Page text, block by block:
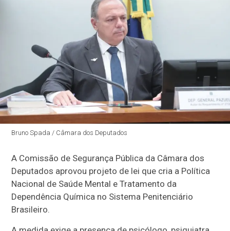
Bruno Spada / Câmara dos Deputados
A Comissão de Segurança Pública da Câmara dos
Deputados aprovou projeto de lei que cria a Política
Nacional de Saúde Mental e Tratamento da
Dependência Química no Sistema Penitenciário
Brasileiro.